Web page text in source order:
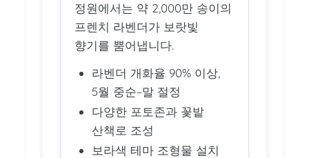
정원에서는 약 2,000만 송이의
프렌치 라벤더가 보랏빛
향기를 뿜어냅니다.
라벤더 개화율 90% 이상,
5월 중순~말 절정
다양한 포토존과 꽃밭
산책로 조성
보라색 테마 조형물 설치